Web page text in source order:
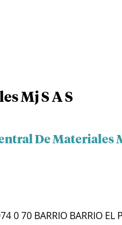
Mj S A S
De Materiales
0 70 BARRIO BARRIO EL